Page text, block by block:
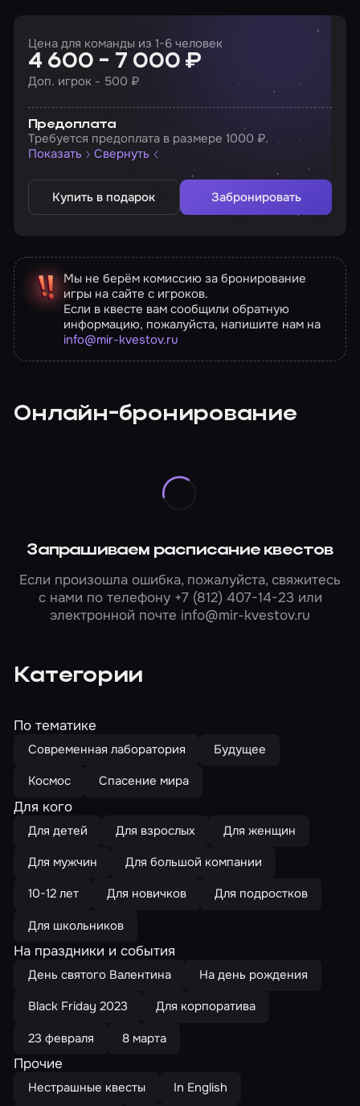
Цена для команды из 1-6 человек
4 600 - 7 000 ₽
Доп. игрок - 500 ₽
Предоплата
Требуется предоплата в размере 1000 ₽.
Показать
Свернуть
Купить в подарок Забронировать
Мы не берём комиссию за бронирование
игры на сайте с игроков.
Если в квесте вам сообщили обратную
информацию, пожалуйста, напишите нам на
info@mir-kvestov.ru
Онлайн-бронирование
Запрашиваем расписание квестов
Если произошла ошибка, пожалуйста, свяжитесь
с нами по телефону +7 (812) 407-14-23или
электронной почте info@mir-kvestov.ru
Категории
По тематике
Современная лаборатория
Будущее
Космос
Спасение мира
Для кого
Для детей Для взрослых
Для женщин
Для мужчин
Для большой компании
10-12 лет
Для новичков
Для подростков
Для школьников
На праздники и события
День святого Валентина
На день рождения
Black Friday 2023
Для корпоратива
23 февраля
8 марта
Прочие
Нестрашные квесты In English